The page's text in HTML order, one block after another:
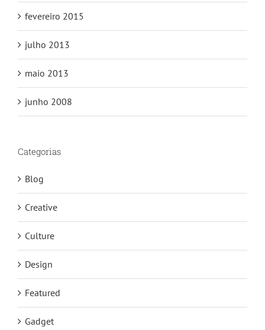
fevereiro 2015
julho 2013
maio 2013
junho 2008
Categorias
Blog
Creative
Culture
Design
Featured
Gadget